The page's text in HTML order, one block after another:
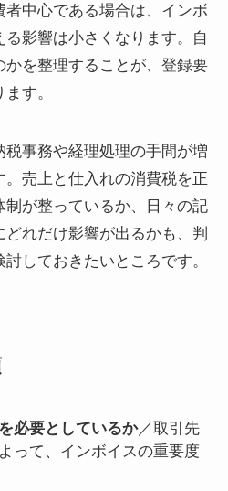
中心である場合は、インボ
影響は小さくなります。自
を整理することが、登録要
す。
事務や経理処理の手間が増
。売上と仕入れの消費税を正
制が整っているか、日々の記
れだけ影響が出るかも、判
しておきたいところです。
必要としているか／取引先
って、インボイスの重要度